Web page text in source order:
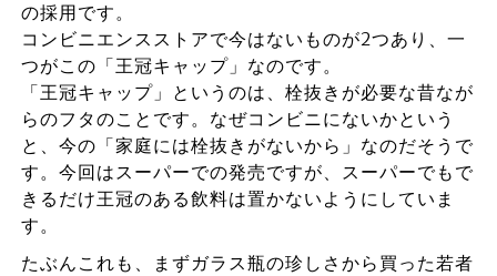
の採用です。
コンビニエンスストアで今はないものが2つあり、一
つがこの「王冠キャップ」なのです。
「王冠キャップ」というのは、栓抜きが必要な昔なが
らのフタのことです。なぜコンビニにないかという
と、今の「家庭には栓抜きがないから」なのだそうで
す。今回はスーパーでの発売ですが、スーパーでもで
きるだけ王冠のある飲料は置かないようにしていま
す。
たぶんこれも、まずガラス瓶の珍しさから買った若者